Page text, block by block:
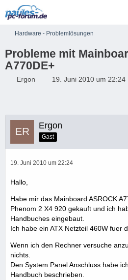
Hardware - Problemlösungen
Probleme mit
A770DE+
Ergon 19. Juni 2010 um 22:24
Ergon
Gast
19. Juni 2010 um 22:24
Hallo,
Habe mir das Mainboard ASROCK
Phenom 2 X4 920 gekauft und ich
Handbuches eingebaut.
Ich habe ein ATX Netzteil 460W fuer
Wenn ich den Rechner versuche
nichts.
Den System Panel Anschluss habe
Handbuch beschrieben.